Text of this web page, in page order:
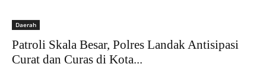
Daerah
Patroli Skala Besar, Polres Landak Antisipasi
Curat dan Curas di Kota...